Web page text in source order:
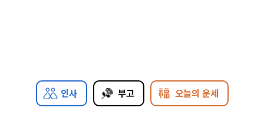
인사 부고 오늘의 운세